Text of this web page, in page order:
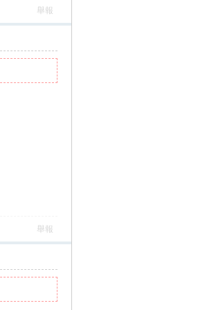
舉報
舉報